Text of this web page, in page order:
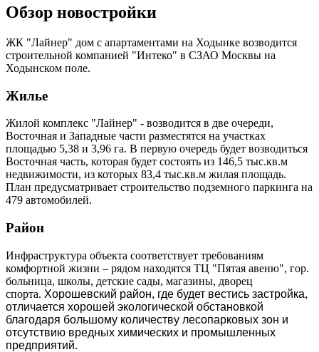
Обзор новостройки
ЖК "Лайнер" дом с апартаментами на Ходынке возводится
строительной компанией "Интеко" в СЗАО Москвы на
Ходынском поле.
Жилье
Жилой комплекс "Лайнер" - возводится в две очереди,
Восточная и Западные части разместятся на участках
площадью 5,38 и 3,96 га. В первую очередь будет возводиться
Восточная часть, которая будет состоять из 146,5 тыс.кв.м
недвижимости, из которых 83,4 тыс.кв.м жилая площадь.
План предусматривает строительство подземного паркинга на
479 автомобилей.
Район
Инфраструктура объекта соответствует требованиям
комфортной жизни – рядом находятся ТЦ "Пятая авеню", гор.
больница, школы, детские сады, магазины, дворец
спорта. Хорошевский район, где будет вестись застройка,
отличается хорошей экологической обстановкой
благодаря большому количеству лесопарковых зон и
отсутствию вредных химических и промышленных
предприятий.